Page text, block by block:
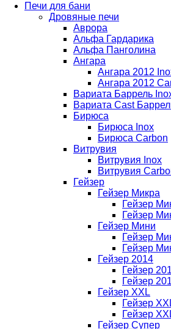
Печи для бани
Дровяные печи
Аврора
Альфа Гардарика
Альфа Панголина
Ангара
Ангара 2012
Ангара 2012
Вариата Баррель
Вариата Cast
Бирюса
Бирюса Inox
Бирюса Carbon
Витрувия
Витрувия Inox
Витрувия
Гейзер
Гейзер Микра
Гейзер
Гейзер
Гейзер Мини
Гейзер
Гейзер
Гейзер 2014
Гейзер
Гейзер
Гейзер XXL
Гейзер
Гейзер
Гейзер Супер